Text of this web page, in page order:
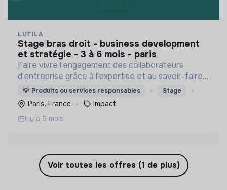
LUTILA
stage bras droit - business development
et stratégie - 3 à 6 mois - paris
Faire vivre l'engagement des collaborateurs
d'entreprise grâce à l'expertise et au savoir-faire
des acteurs de l'ESS autour de notre triptyque :
Cohésion x Apprentissage x Impact
💡 Produits ou services responsables Stage
Paris, France Impact
Il y a 5 mois
Voir toutes les offres (1 de plus)